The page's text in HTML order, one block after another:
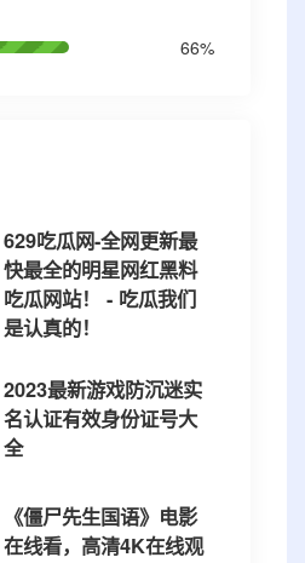
66%
629吃瓜网-全网更新最
快最全的明星网红黑料
吃瓜网站！ - 吃瓜我们
是认真的！
2023最新游戏防沉迷实
名认证有效身份证号大
全
《僵尸先生国语》电影
在线看，高清4K在线观